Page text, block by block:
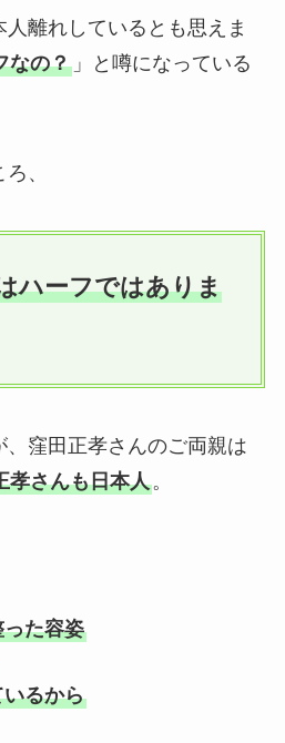
離れしているとも思えま
なの？」と噂になっている
、
ハーフではありま
窪田正孝さんのご両親は
孝さんも日本人。
た容姿
るから